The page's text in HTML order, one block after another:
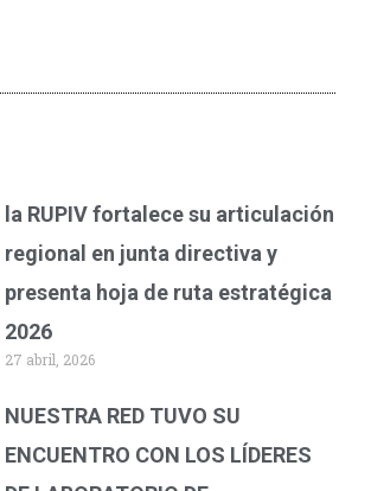
la RUPIV fortalece su articulación
regional en junta directiva y
presenta hoja de ruta estratégica
2026
27 abril, 2026
NUESTRA RED TUVO SU
ENCUENTRO CON LOS LÍDERES